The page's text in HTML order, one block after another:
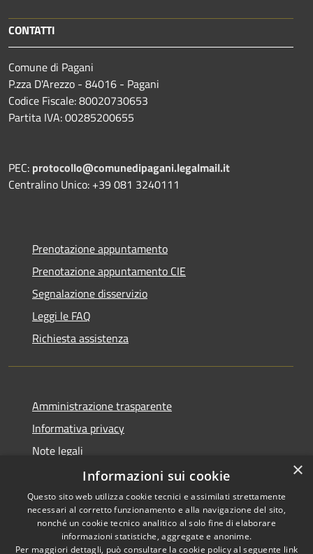
CONTATTI
Comune di Pagani
P.zza D'Arezzo - 84016 - Pagani
Codice Fiscale: 80020730653
Partita IVA: 00285200655
PEC: protocollo@comunedipagani.legalmail.it
Centralino Unico: +39 081 3240111
Prenotazione appuntamento
Prenotazione appuntamento CIE
Segnalazione disservizio
Leggi le FAQ
Richiesta assistenza
Amministrazione trasparente
Informativa privacy
Note legali
Dichiarazione di accessibilità
RSS
Copyright © 2026 • Comune di
×
Informazioni sui cookie
Questo sito web utilizza cookie tecnici e assimilati strettamente
necessari al corretto funzionamento e alla navigazione del sito,
nonché un cookie tecnico analitico al solo fine di elaborare
informazioni statistiche, aggregate e anonime.
Per maggiori dettagli, può consultare la cookie policy al seguente link